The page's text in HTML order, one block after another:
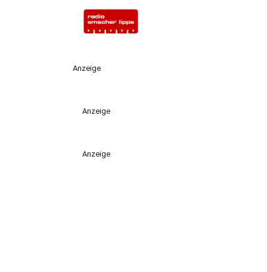
Anzeige
Anzeige
Anzeige